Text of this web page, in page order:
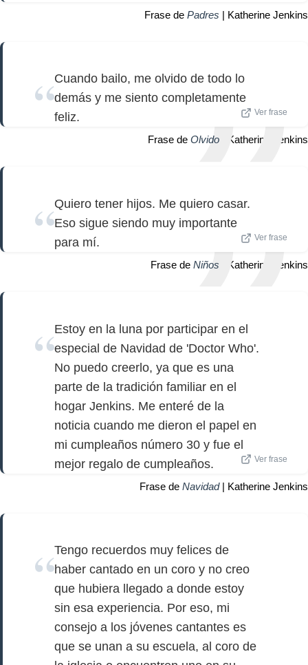
Frase de Padres | Katherine Jenkins
Cuando bailo, me olvido de todo lo
demás y me siento completamente
feliz.
Ver frase
Frase de Olvido | Katherine Jenkins
Quiero tener hijos. Me quiero casar.
Eso sigue siendo muy importante
para mí.
Ver frase
Frase de Niños | Katherine Jenkins
Estoy en la luna por participar en el
especial de Navidad de 'Doctor Who'.
No puedo creerlo, ya que es una
parte de la tradición familiar en el
hogar Jenkins. Me enteré de la
noticia cuando me dieron el papel en
mi cumpleaños número 30 y fue el
mejor regalo de cumpleaños.
Ver frase
Frase de Navidad| Katherine Jenkins
Tengo recuerdos muy felices de
haber cantado en un coro y no creo
que hubiera llegado a donde estoy
sin esa experiencia. Por eso, mi
consejo a los jóvenes cantantes es
que se unan a su escuela, al coro de